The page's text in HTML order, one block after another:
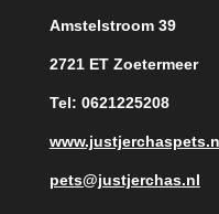
Amstelstroom 39
2721 ET Zoetermeer
Tel: 0621225208
pets@justjerchas.nl